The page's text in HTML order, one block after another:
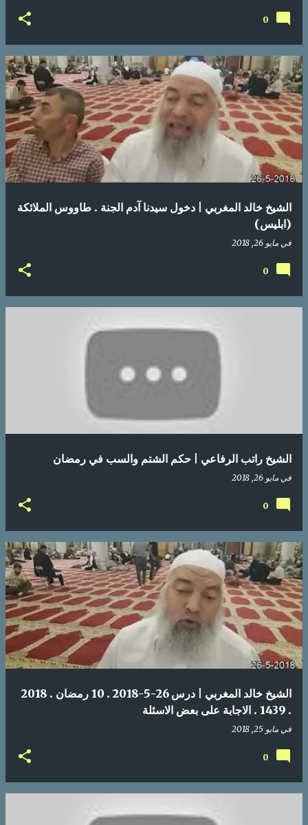
0
الشيخ خالد المغربي | دخول سيدنا آدم الجنة . طاووس الملائكة
(ابليس)
في مايو 26, 2018
0
الشيخ راتب الرفاعي | حكم الشتم والسب في رمضان
في مايو 26, 2018
0
الشيخ خالد المغربي | درس 26-5-2018 . 10 رمضان . 2018
. 1439 . الاجابة على بعض الاسئلة
في مايو 25, 2018
0